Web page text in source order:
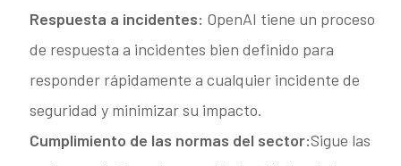
Respuesta a incidentes: OpenAI tiene un proceso
de respuesta a incidentes bien definido para
responder rápidamente a cualquier incidente de
seguridad y minimizar su impacto.
Cumplimiento de las normas del sector:Sigue las